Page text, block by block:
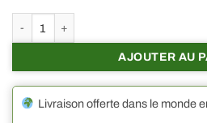
AJOUTER AU
Livraison offerte dans le monde